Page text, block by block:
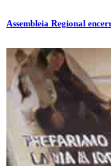
Assembleia Regional